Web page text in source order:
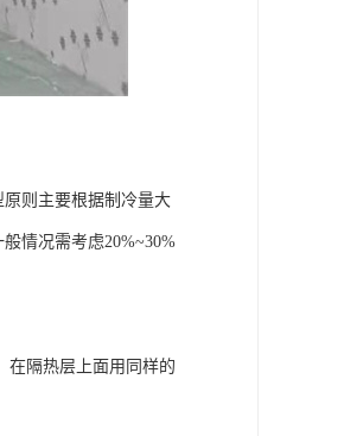
则主要根据制冷量大
情况需考虑20%~30%
在隔热层上面用同样的